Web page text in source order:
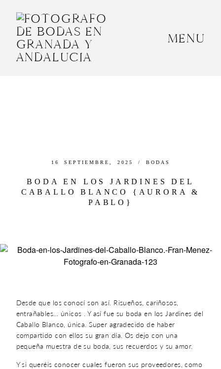
MENU
16 SEPTIEMBRE, 2025 / BODAS
BODA EN LOS JARDINES DEL
CABALLO BLANCO {AURORA &
PABLO}
Desde que los conocí son así. Risueños, cariñosos,
entrañables… únicos . Y así fue su boda en los Jardines del
Caballo Blanco, única. Super agradecido de haber
compartido con ellos su gran día. Os dejo con una
pequeña muestra de su boda, sus recuerdos y su amor.
Y si queréis conocer cuales fueron sus proveedores, como
GRANADA, ESPAÑA
+34 652592145